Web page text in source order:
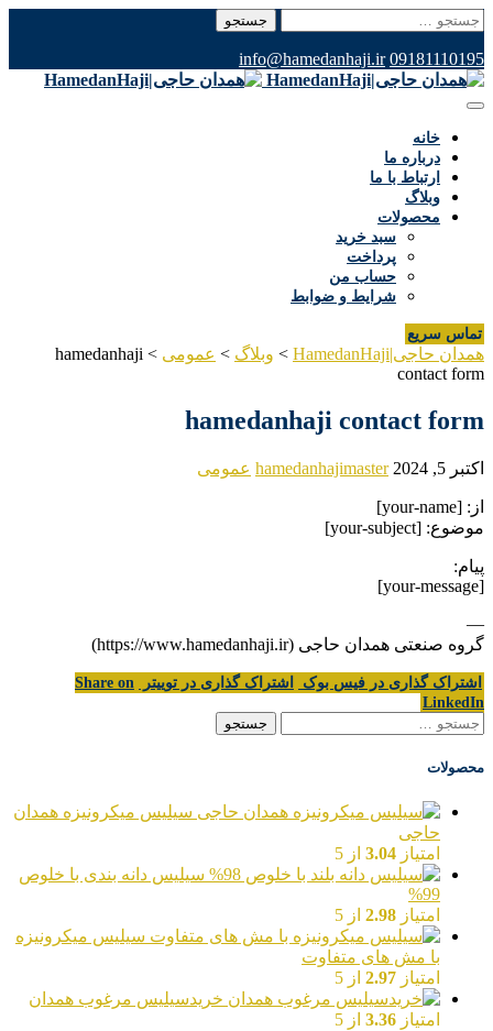
جستجو
09181110195
info@hamedanhaji.ir
خانه
درباره ما
ارتباط با ما
وبلاگ
محصولات
سبد خرید
پرداخت
حساب من
شرایط و ضوابط
تماس سریع
همدان حاجی|HamedanHaji > وبلاگ > عمومی >
hamedanhaji
contact form
hamedanhaji contact form
اکتبر 5, 2024 hamedanhajimaster عمومی
از: [your-name]
موضوع: [your-subject]
پیام:
[your-message]
—
گروه صنعتی همدان حاجی (https://www.hamedanhaji.ir)
اشتراک گذاری در فیس بوک اشتراک گذاری در توییتر
Share on
LinkedIn
جستجو
محصولات
سیلیس میکرونیزه همدان
حاجی
امتیاز 3.04 از 5
سیلیس دانه بندی با خلوص
99%
امتیاز 2.98 از 5
سیلیس میکرونیزه
با مش های متفاوت
امتیاز 2.97 از 5
خریدسیلیس مرغوب همدان
امتیاز 3.36 از 5